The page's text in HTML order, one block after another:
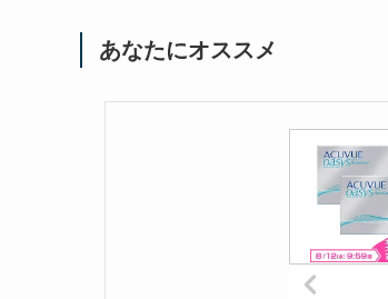
あなたにオススメ